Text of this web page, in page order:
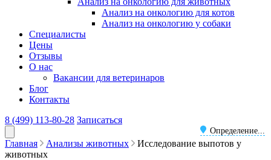
Анализ на онкологию для котов
Анализ на онкологию у собаки
Специалисты
Цены
Отзывы
О нас
Вакансии для ветеринаров
Блог
Контакты
8 (499) 113-80-28
Определение...
Записаться
Главная Анализы животных
Исследование выпотов у
животных